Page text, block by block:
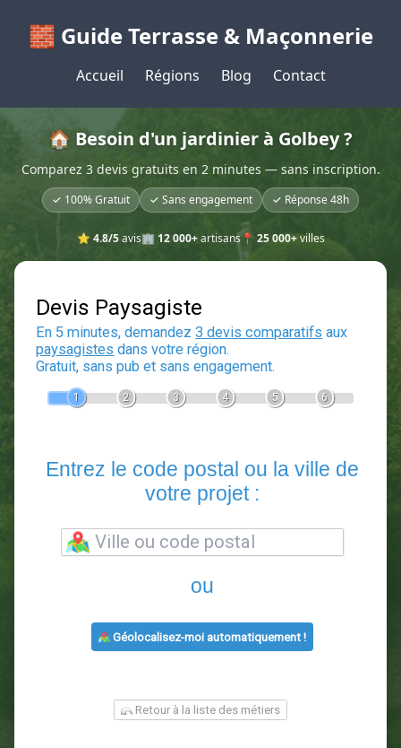
🧱 Guide Terrasse & Maçonnerie
Accueil Régions Blog Contact
🏠 Besoin d'un jardinier à Golbey ?
Comparez 3 devis gratuits en 2 minutes — sans inscription.
✓ 100% Gratuit ✓ Sans engagement ✓ Réponse 48h
⭐ 4.8/5avis🏢 12 000+artisans📍 25 000+villes
Devis Paysagiste
En 5 minutes, demandez3 devis comparatifs
votre projet :
ou